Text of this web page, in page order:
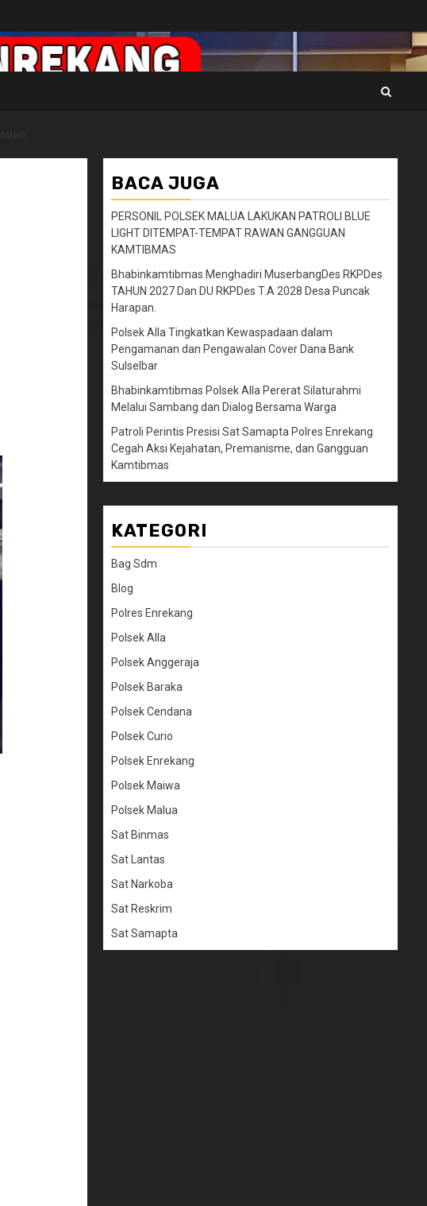
BACA JUGA
PERSONIL POLSEK MALUA LAKUKAN PATROLI BLUE
LIGHT DITEMPAT-TEMPAT RAWAN GANGGUAN
KAMTIBMAS
Bhabinkamtibmas Menghadiri MuserbangDes RKPDes
TAHUN 2027 Dan DU RKPDes T.A 2028 Desa Puncak
Harapan.
Polsek Alla Tingkatkan Kewaspadaan dalam
Pengamanan dan Pengawalan Cover Dana Bank
Sulselbar
Bhabinkamtibmas Polsek Alla Pererat Silaturahmi
Melalui Sambang dan Dialog Bersama Warga
Patroli Perintis Presisi Sat Samapta Polres Enrekang
Cegah Aksi Kejahatan, Premanisme, dan Gangguan
Kamtibmas
KATEGORI
Bag Sdm
Blog
Polres Enrekang
Polsek Alla
Polsek Anggeraja
Polsek Baraka
Polsek Cendana
Polsek Curio
Polsek Enrekang
Polsek Maiwa
Polsek Malua
Sat Binmas
Sat Lantas
Sat Narkoba
Sat Reskrim
Sat Samapta